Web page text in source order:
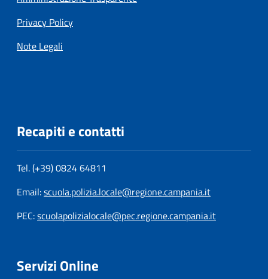
Privacy Policy
Note Legali
Recapiti e contatti
Tel. (+39) 0824 64811
Email:scuola.polizia.locale@regione.campania.it
PEC:scuolapolizialocale@pec.regione.campania.it
Servizi Online